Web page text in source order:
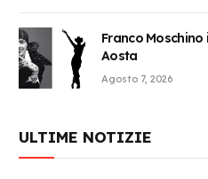
Franco
Aosta
Agosto 7, 2026
ULTIME NOTIZIE